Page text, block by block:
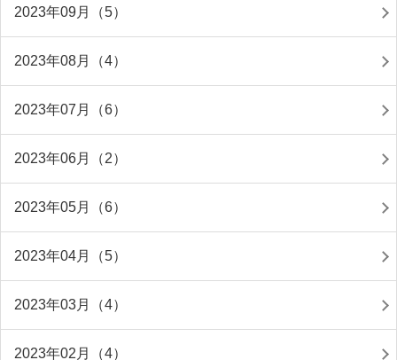
2023年09月（5）
2023年08月（4）
2023年07月（6）
2023年06月（2）
2023年05月（6）
2023年04月（5）
2023年03月（4）
2023年02月（4）